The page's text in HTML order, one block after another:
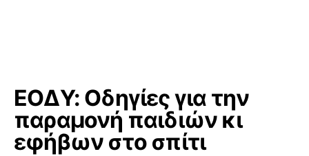
ΕΟΔΥ: Οδηγίες για την
παραμονή παιδιών κι
εφήβων στο σπίτι